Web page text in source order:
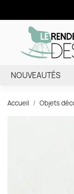
NOUVEAUTÉS
Accueil Objets